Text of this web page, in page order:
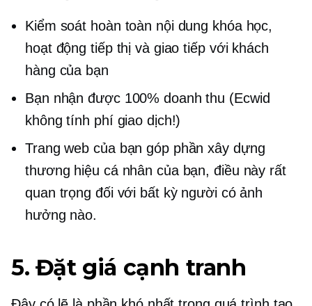
Kiểm soát hoàn toàn nội dung khóa học,
hoạt động tiếp thị và giao tiếp với khách
hàng của bạn
Bạn nhận được 100% doanh thu (Ecwid
không tính phí giao dịch!)
Trang web của bạn góp phần xây dựng
thương hiệu cá nhân của bạn, điều này rất
quan trọng đối với bất kỳ người có ảnh
hưởng nào.
5. Đặt giá cạnh tranh